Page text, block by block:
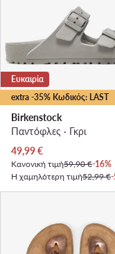
extra -35% Κωδικός: LAST
Ευκαιρία
Birkenstock
Παντόφλες · Γκρι
Τρέχουσα τιμή
49,99€
Κανονική τιμή59,90 €-16%
Η χαμηλότερη τιμή52,99 €